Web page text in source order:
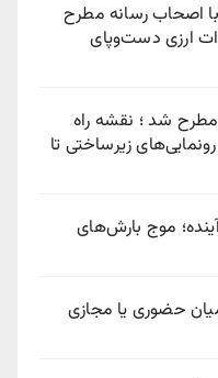
اصحاب رسانه مطرح
ارزی دست‌وپای
مطرح شد ؛ نقشه راه
زیرساختی تا
در ۷۲ ساعت آینده؛ موج بارش‌های
حضوری یا مجازی